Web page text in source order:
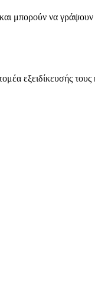
μπορούν να
εξειδίκευσής